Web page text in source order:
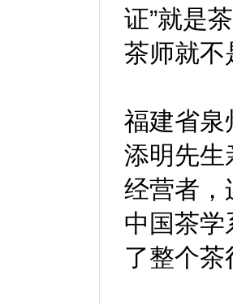
证”就是
茶师就不
福建省泉
添明先生
经营者，
中国茶学
了整个